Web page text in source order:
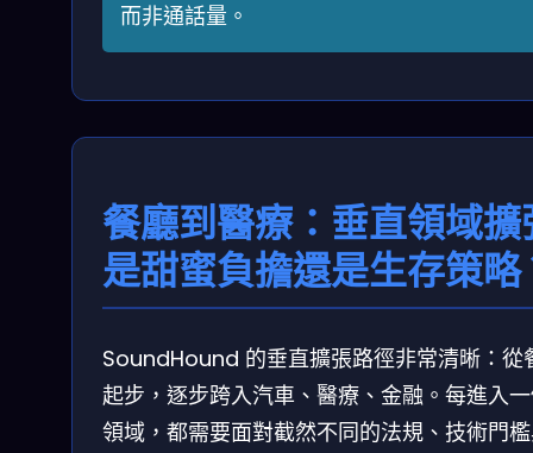
而非通話量。
餐廳到醫療：垂直領域擴
是甜蜜負擔還是生存策略
SoundHound 的垂直擴張路徑非常清晰：從
起步，逐步跨入汽車、醫療、金融。每進入
領域，都需要面對截然不同的法規、技術門